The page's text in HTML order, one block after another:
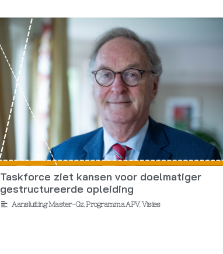
Taskforce ziet kansen voor doelmatiger
gestructureerde opleiding
Aansluiting Master-Gz,Programma APV,Visies